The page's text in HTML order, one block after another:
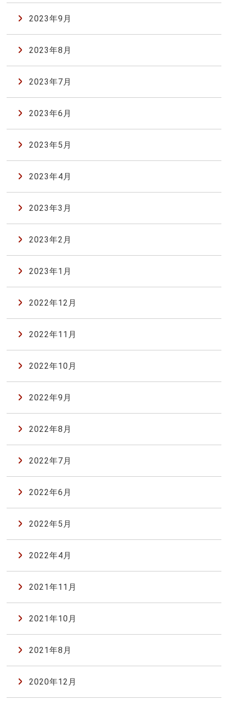
2023年9月
2023年8月
2023年7月
2023年6月
2023年5月
2023年4月
2023年3月
2023年2月
2023年1月
2022年12月
2022年11月
2022年10月
2022年9月
2022年8月
2022年7月
2022年6月
2022年5月
2022年4月
2021年11月
2021年10月
2021年8月
2020年12月